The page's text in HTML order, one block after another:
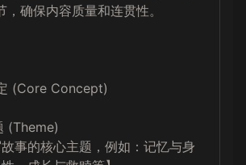
，确保内容质量和连贯性。
(Core Concept)
(Theme)
故事的核心主题，例如：记忆与身